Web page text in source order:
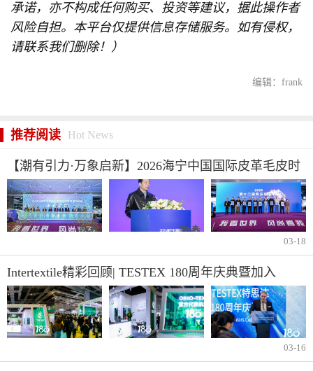
承诺，亦不构成任何购买、投资等建议，据此操作者
风险自担。本平台仅提供信息存储服务。如有侵权，
请联系我们删除！）
编辑：frank
推荐阅读 Hot News
【潮有引力·万象启新】2026海宁中国国际皮革毛皮时
装面辅料展盛大开幕
03-18
Intertextile精彩回顾| TESTEX 180周年庆典暨加入
UNEP Retail4Impact倡议
03-16